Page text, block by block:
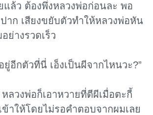
แล้ว ต้องพึ่งหลวงพ่อก่อนละ พอ
าก เสียงขยับตัวทําให้หลวงพ่อหัน
ย่างรวดเร็ว
ยู่อีกตัวที่นี่ เอ็งเป็นผีจากไหนวะ?”
หลวงพ่อก็เอาหวายที่ตีผีเมื่อตะกี้
ข้าให้โดยไม่รอคําตอบจากผมเลย